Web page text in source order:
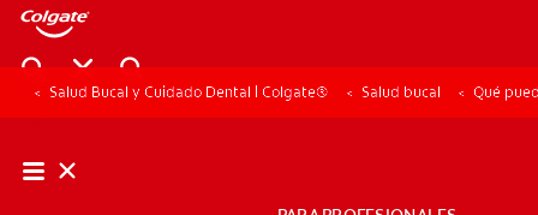
Salud Bucal y Cuidado Dental | Colgate® Salud bucal Qué